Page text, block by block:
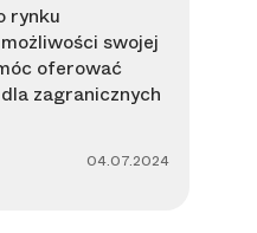
rynku
swojej
oferować
zagranicznych
04.07.2024